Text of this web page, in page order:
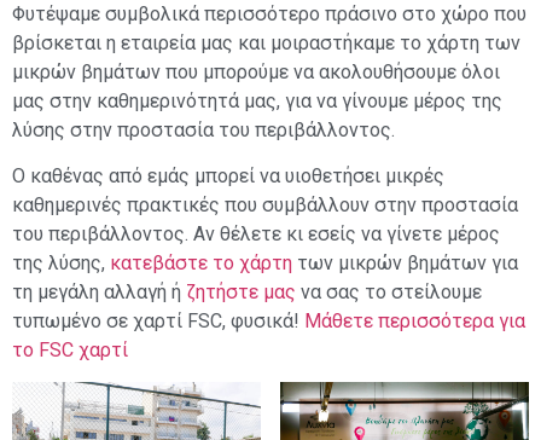
Φυτέψαμε συμβολικά περισσότερο πράσινο στο χώρο που
βρίσκεται η εταιρεία μας και μοιραστήκαμε το χάρτη των
μικρών βημάτων που μπορούμε να ακολουθήσουμε όλοι
μας στην καθημερινότητά μας, για να γίνουμε μέρος της
λύσης στην προστασία του περιβάλλοντος.
Ο καθένας από εμάς μπορεί να υιοθετήσει μικρές
καθημερινές πρακτικές που συμβάλλουν στην προστασία
του περιβάλλοντος. Αν θέλετε κι εσείς να γίνετε μέρος
της λύσης, κατεβάστε το χάρτη των μικρών βημάτων για
τη μεγάλη αλλαγή ή ζητήστε μας να σας το στείλουμε
τυπωμένο σε χαρτί FSC, φυσικά! Μάθετε περισσότερα για
το FSC χαρτί